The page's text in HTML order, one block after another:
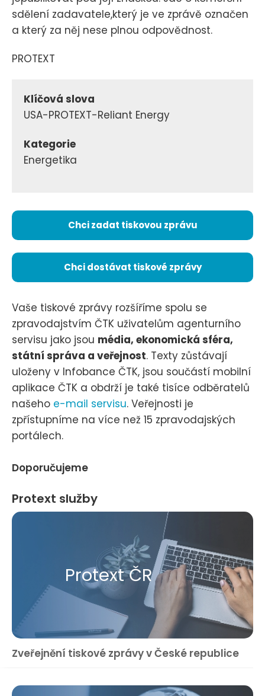
sdělení zadavatele,který je ve zprávě označen
a který za něj nese plnou odpovědnost.
PROTEXT
Klíčová slova
USA-PROTEXT-Reliant Energy
Kategorie
Energetika
Chci zadat tiskovou zprávu
Chci dostávat tiskové zprávy
Vaše tiskové zprávy rozšíříme spolu se
zpravodajstvím ČTK uživatelům agenturního
servisu jako jsou média, ekonomická sféra,
státní správa a veřejnost. Texty zůstávají
uloženy v Infobance ČTK, jsou součástí mobilní
aplikace ČTK a obdrží je také tisíce odběratelů
našeho e-mail servisu. Veřejnosti je
zpřístupníme na více než 15 zpravodajských
portálech.
Doporučujeme
Protext služby
Protext ČR
Zveřejnění tiskové zprávy v České republice